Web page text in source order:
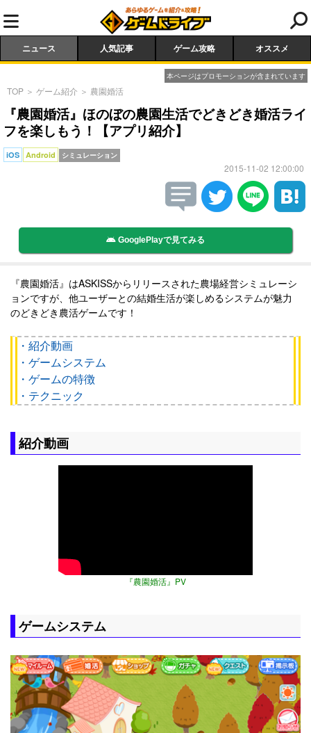
ニュース 人気記事 ゲーム攻略 オススメ
本ページはプロモーションが含まれています
TOP ＞ ゲーム紹介 ＞ 農園婚活
『農園婚活』ほのぼの農園生活でどきどき婚活ライ
フを楽しもう！【アプリ紹介】
iOS Android シミュレーション
2015-11-02 12:00:00
GooglePlayで見てみる
『農園婚活』はASKISSからリリースされた農場経営シミュレーシ
ョンですが、他ユーザーとの結婚生活が楽しめるシステムが魅力
のどきどき農活ゲームです！
・紹介動画
・ゲームシステム
・ゲームの特徴
・テクニック
紹介動画
『農園婚活』PV
ゲームシステム